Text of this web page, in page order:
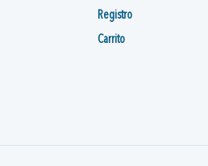
Registro
Carrito